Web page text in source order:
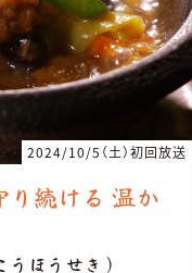
2024/8/3（土）初回放送
また来たくな